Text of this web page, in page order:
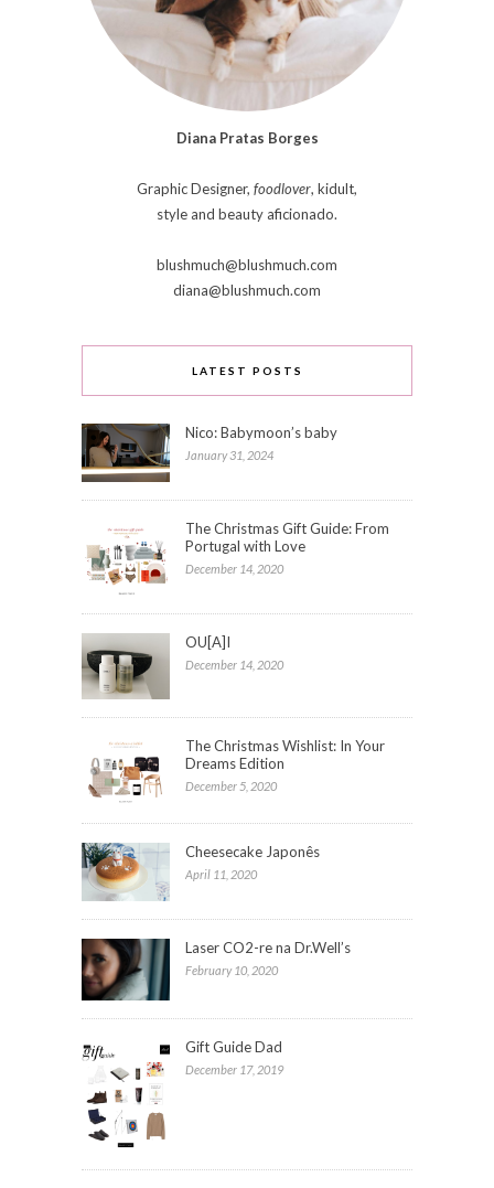
Diana Pratas Borges
Graphic Designer, foodlover, kidult,
style and beauty aficionado.
blushmuch@blushmuch.com
diana@blushmuch.com
LATEST POSTS
Nico: Babymoon’s baby
January 31, 2024
The Christmas Gift Guide: From
Portugal with Love
December 14, 2020
OU[A]I
December 14, 2020
The Christmas Wishlist: In Your
Dreams Edition
December 5, 2020
Cheesecake Japonês
April 11, 2020
Laser CO2-re na Dr.Well’s
February 10, 2020
Gift Guide Dad
December 17, 2019